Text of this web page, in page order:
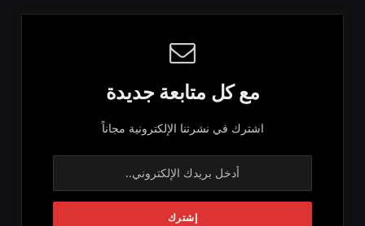
مع كل متابعة جديدة
اشترك في نشرتنا الإلكترونية مجاناً